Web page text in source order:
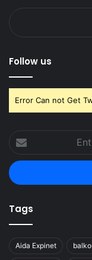
Follow us
Error Can not Get
your
Email
address
Tags
Aida Expinet